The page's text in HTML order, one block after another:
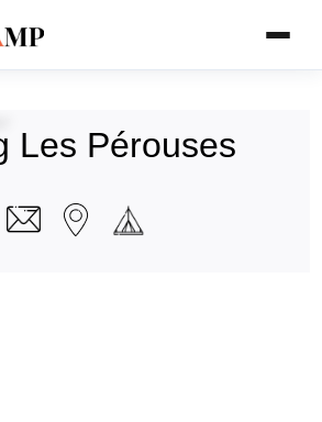
Les Pérouses